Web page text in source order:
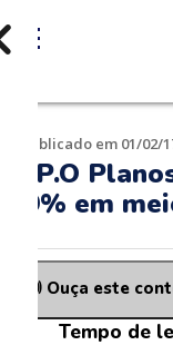
Publicado em 01/02/
A.P.O
49% em
🔊 Ouça este